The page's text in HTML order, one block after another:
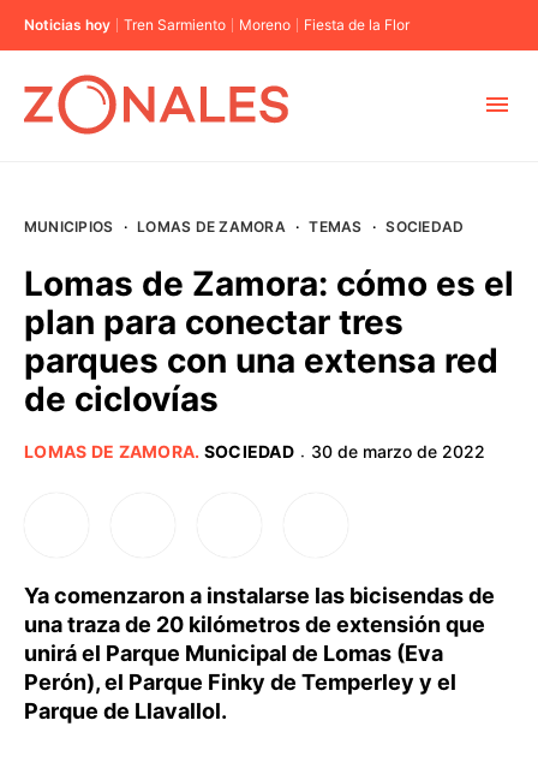
Noticias hoy Tren Sarmiento Moreno Fiesta de la Flor
BUENOS AIRES
PROVINCIAS
MUNICIPIOS · LOMAS DE ZAMORA · TEMAS · SOCIEDAD
Lomas de Zamora: cómo es el
plan para conectar tres
parques con una extensa red
de ciclovías
LOMAS DE ZAMORA. SOCIEDAD · 30 de marzo de 2022
Ya comenzaron a instalarse las bicisendas de
una traza de 20 kilómetros de extensión que
unirá el Parque Municipal de Lomas (Eva
Perón), el Parque Finky de Temperley y el
Parque de Llavallol.